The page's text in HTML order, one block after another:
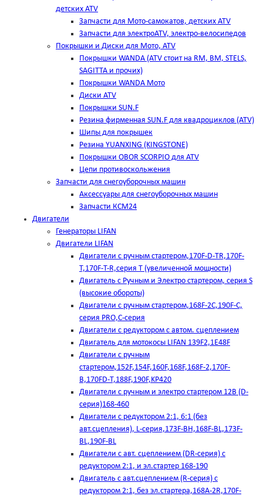
детских ATV
Запчасти для Мото-самокатов, детских ATV
Запчасти для электроATV, электро-велосипедов
Покрышки и Диски для Мото, ATV
Покрышки WANDA (АТV стоит на RM, BM, STELS,
SAGITTA и прочих)
Покрышки WANDA Мото
Диски ATV
Покрышки SUN.F
Резина фирменная SUN.F для квадроциклов (АТV)
Шипы для покрышек
Резина YUANXING (KINGSTONE)
Покрышки OBOR SCORPIO для ATV
Цепи противоскольжения
Запчасти для снегоуборочных машин
Аксессуары для снегоуборочных машин
Запчасти КСМ24
Двигатели
Генераторы LIFAN
Двигатели LIFAN
Двигатели с ручным стартером,170F-D-TR,170F-
T,170F-T-R,серия Т (увеличенной мощности)
Двигатель с Ручным и Электро стартером, серия S
(высокие обороты)
Двигатели с ручным стартером,168F-2C,190F-C,
серия PRO,C-серия
Двигатели с редуктором с автом. сцеплением
Двигатель для мотокосы LIFAN 139F2,1E48F
Двигатели с ручным
стартером,152F,154F,160F,168F,168F-2,170F-
B,170FD-T,188F,190F,KP420
Двигатели с ручным и электро стартером 12В (D-
серия)168-460
Двигатели с редуктором 2:1, 6:1 (без
авт.сцепления), L-серия,173F-BH,168F-BL,173F-
BL,190F-BL
Двигатели с авт. сцеплением (DR-серия) с
редуктором 2:1, и эл.стартер 168-190
Двигатель с авт.сцеплением (R-серия) с
редуктором 2:1, без эл.стартера,168А-2R,170F-